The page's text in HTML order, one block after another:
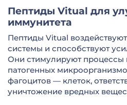
Пептиды Vitual для
иммунитета
Пептиды Vitual
системы и способствуют
Они стимулируют процессы
патогенных
фагоцитов — клеток,
уничтожение вредных